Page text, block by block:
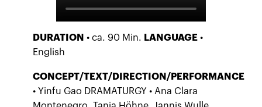
DURATION • ca. 90 Min. LANGUAGE •
English
CONCEPT/TEXT/DIRECTION/PERFORMANCE
• Yinfu Gao DRAMATURGY • Ana Clara